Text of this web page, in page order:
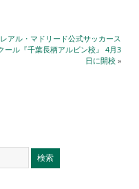
レアル・マドリード公式サッカース
ール『千葉長柄アルビン校』 4月3
日に開校»